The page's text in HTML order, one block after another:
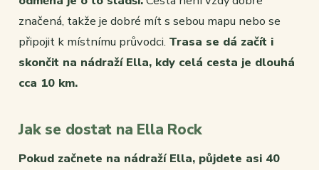
značená, takže je dobré mít s sebou mapu nebo se
připojit k místnímu průvodci. Trasa se dá začít i
skončit na nádraží Ella, kdy celá cesta je dlouhá
cca 10 km.
Jak se dostat na Ella Rock
Pokud začnete na nádraží Ella, půjdete asi 40